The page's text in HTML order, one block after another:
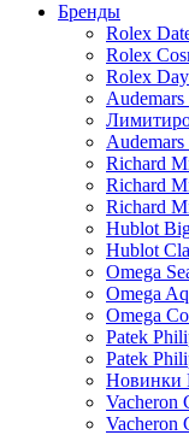
Бренды
Rolex
Rolex
Rolex
Richard
Richard
Richard
Hublot
Hublot
Omega
Omega
Omega
Patek
Patek
Новинки
Vacheron
Vacheron